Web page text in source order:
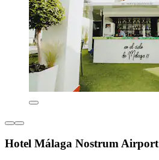
Hotel Málaga Nostrum Airport